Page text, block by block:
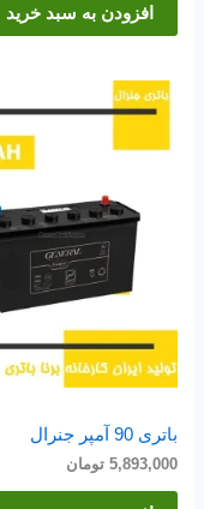
افزودن به سبد خرید
باتری 90 آمپر جنرال
5,893,000 تومان